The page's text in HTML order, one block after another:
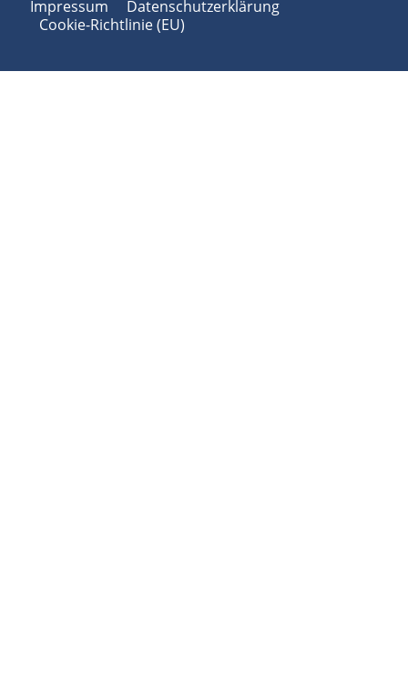
Impressum
Datenschutzerklärung
Cookie-Richtlinie (EU)